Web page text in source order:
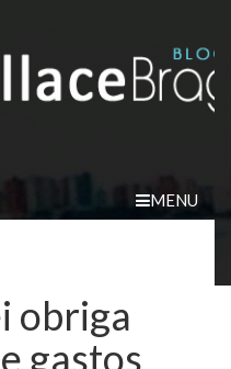
MENU
obriga
gastos